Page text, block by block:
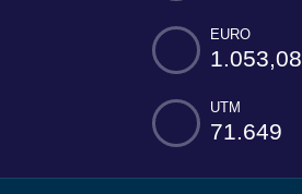
EURO
1.053,08
UTM
71.649